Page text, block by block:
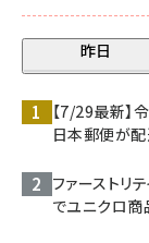
昨日
【7/29最新】
日本郵便が
ファーストリ
でユニクロ